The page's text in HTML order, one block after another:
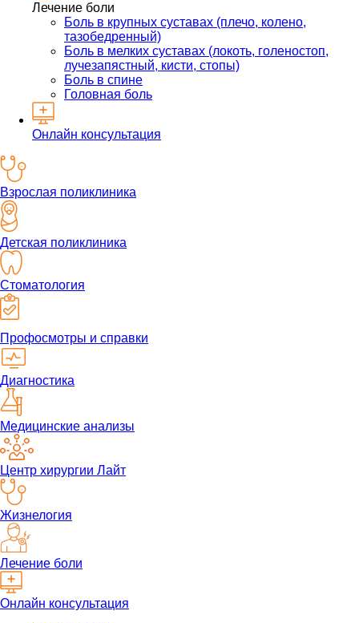
Лечение боли
Боль в крупных суставах (плечо, колено,
тазобедренный)
Боль в мелких суставах (локоть, голеностоп,
лучезапястный, кисти, стопы)
Боль в спине
Головная боль
Онлайн консультация
Взрослая поликлиника
Детская поликлиника
Стоматология
Профосмотры и справки
Диагностика
Медицинские анализы
Центр хирургии Лайт
Жизнелогия
Лечение боли
Онлайн консультация